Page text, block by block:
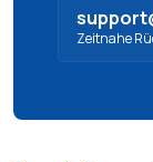
Zeitnahe